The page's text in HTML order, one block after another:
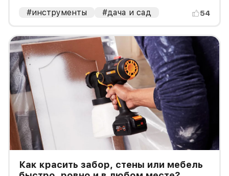
#инструменты #дача и сад 54
Как красить забор, стены или мебель